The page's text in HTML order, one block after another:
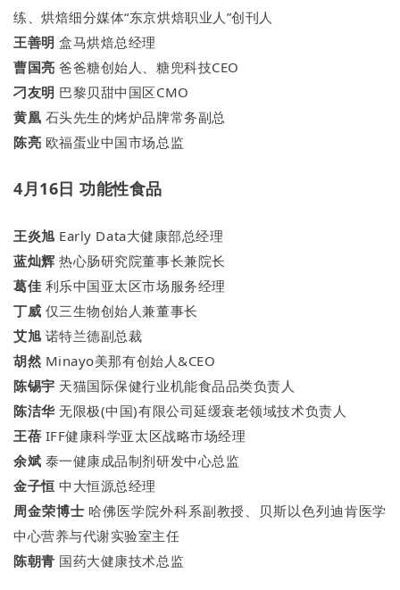
练、烘焙细分媒体“东京烘焙职业人”创刊人
王善明 盒马烘焙总经理
曹国亮 爸爸糖创始人、糖兜科技CEO
刁友明 巴黎贝甜中国区CMO
黄凰 石头先生的烤炉品牌常务副总
陈亮 欧福蛋业中国市场总监
4月16日 功能性食品
王炎旭 Early Data大健康部总经理
蓝灿辉 热心肠研究院董事长兼院长
葛佳 利乐中国亚太区市场服务经理
丁威 仅三生物创始人兼董事长
艾旭 诺特兰德副总裁
胡然 Minayo美那有创始人&CEO
陈锡宇 天猫国际保健行业机能食品品类负责人
陈洁华无限极(中国)有限公司延缓衰老领域技术负责人
王蓓 IFF健康科学亚太区战略市场经理
余斌 泰一健康成品制剂研发中心总监
金子恒 中大恒源总经理
周金荣博士 哈佛医学院外科系副教授、贝斯以色列迪肯医学
中心营养与代谢实验室主任
陈朝青 国药大健康技术总监